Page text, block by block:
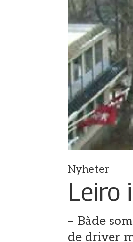
Nyheter
Leiro
– Både
de driver